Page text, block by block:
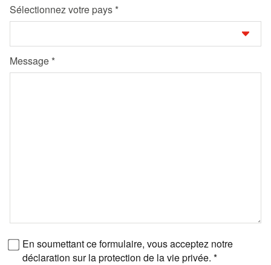
Sélectionnez votre pays
Message
En soumettant ce formulaire, vous acceptez notre
déclaration sur la protection de la vie privée.